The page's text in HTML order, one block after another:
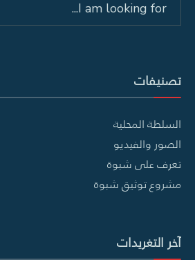
تصنيفات
السلطة المحلية
الصور والفيديو
تعرف على شبوة
مشروع توثيق شبوة
آخر التغريدات